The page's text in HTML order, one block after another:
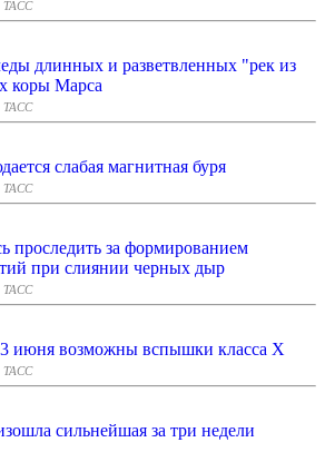
| ТАСС
длинных и разветвленных "рек из
коры Марса
| ТАСС
слабая магнитная буря
| ТАСС
проследить за формированием
при слиянии черных дыр
| ТАСС
июня возможны вспышки класса Х
| ТАСС
сильнейшая за три недели